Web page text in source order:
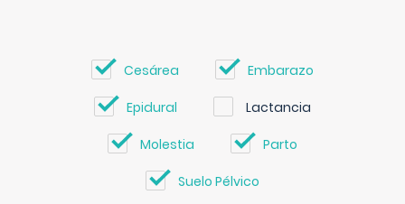
Cesárea Embarazo
Epidural Lactancia
Molestia Parto
Suelo Pélvico